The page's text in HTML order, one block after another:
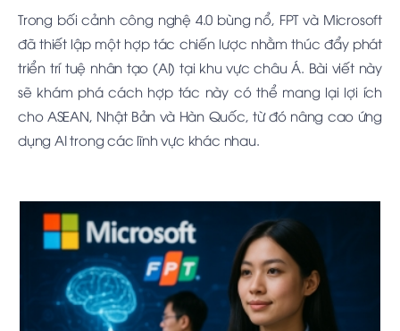
Trong bối cảnh công nghệ 4.0 bùng nổ, FPT và Microsoft
đã thiết lập một hợp tác chiến lược nhằm thúc đẩy phát
triển trí tuệ nhân tạo (AI) tại khu vực châu Á. Bài viết này
sẽ khám phá cách hợp tác này có thể mang lại lợi ích
cho ASEAN, Nhật Bản và Hàn Quốc, từ đó nâng cao ứng
dụng AI trong các lĩnh vực khác nhau.